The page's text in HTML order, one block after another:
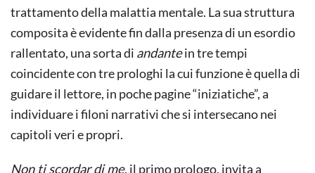
trattamento della malattia mentale. La sua struttura
composita è evidente fin dalla presenza di un esordio
rallentato, una sorta di andantein tre tempi
coincidente con tre prologhi la cui funzione è quella di
guidare il lettore, in poche pagine “iniziatiche”, a
individuare i filoni narrativi che si intersecano nei
capitoli veri e propri.
Non ti scordar di me, il primo prologo, invita a